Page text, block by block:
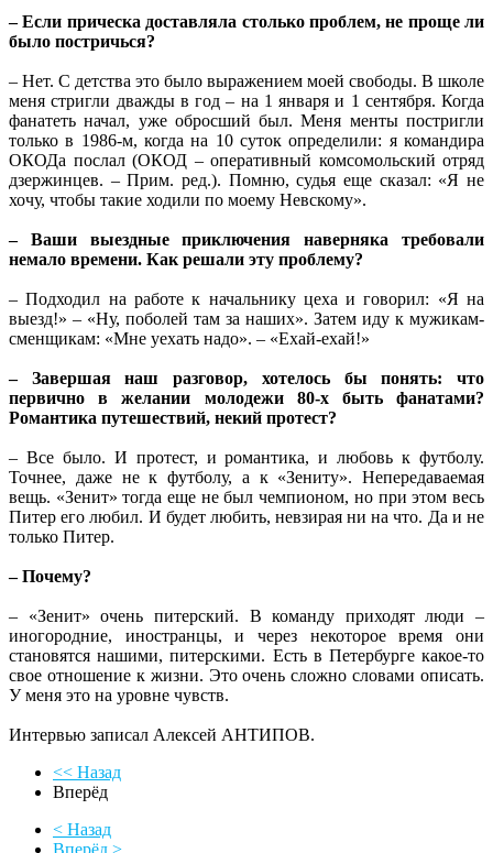
– Если прическа доставляла столько проблем, не проще ли
было постричься?
– Нет. С детства это было выражением моей свободы. В школе
меня стригли дважды в год – на 1 января и 1 сентября. Когда
фанатеть начал, уже обросший был. Меня менты постригли
только в 1986-м, когда на 10 суток определили: я командира
ОКОДа послал (ОКОД – оперативный комсомольский отряд
дзержинцев. – Прим. ред.). Помню, судья еще сказал: «Я не
хочу, чтобы такие ходили по моему Невскому».
– Ваши выездные приключения наверняка требовали
немало времени. Как решали эту проблему?
– Подходил на работе к начальнику цеха и говорил: «Я на
выезд!» – «Ну, поболей там за наших». Затем иду к мужикам-
сменщикам: «Мне уехать надо». – «Ехай-ехай!»
– Завершая наш разговор, хотелось бы понять: что
первично в желании молодежи 80-х быть фанатами?
Романтика путешествий, некий протест?
– Все было. И протест, и романтика, и любовь к футболу.
Точнее, даже не к футболу, а к «Зениту». Непередаваемая
вещь. «Зенит» тогда еще не был чемпионом, но при этом весь
Питер его любил. И будет любить, невзирая ни на что. Да и не
только Питер.
– Почему?
– «Зенит» очень питерский. В команду приходят люди –
иногородние, иностранцы, и через некоторое время они
становятся нашими, питерскими. Есть в Петербурге какое-то
свое отношение к жизни. Это очень сложно словами описать.
У меня это на уровне чувств.
Интервью записал Алексей АНТИПОВ.
<< Назад
Вперёд
< Назад
Вперёд >